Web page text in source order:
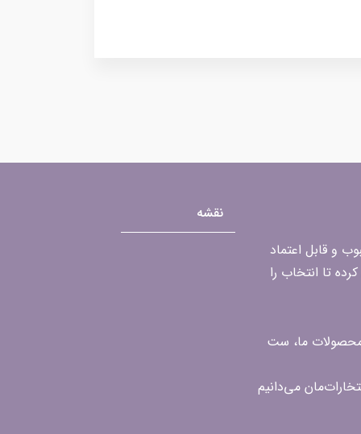
و قابل اعتماد
تا انتخاب را
محصولات ما، ست
نقشه